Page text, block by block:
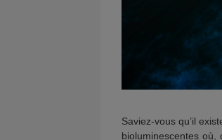
Saviez-vous qu’il
bioluminescentes